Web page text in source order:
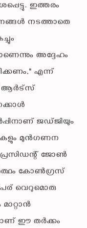
ഇത്തരം
നടത്താതെ
അദ്ദേഹം
എന്ന്
ആർട്സ്
ജഡ്ജിയും
മുൻഗണന
ജോൺ
കോൺഗ്രസ്
പേര് വെറുമൊരു
ഈ തർക്കം